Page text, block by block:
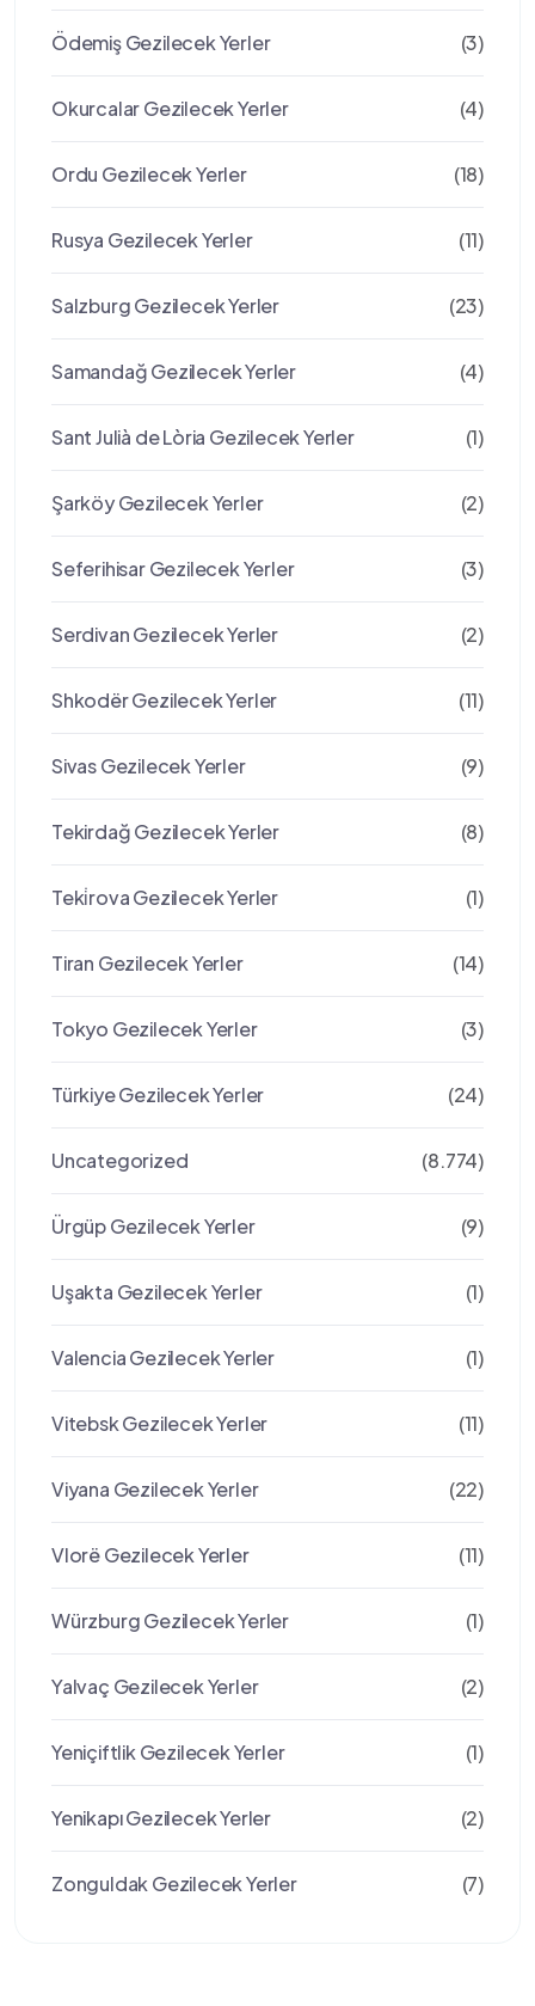
Ödemiş Gezilecek Yerler (3)
Okurcalar Gezilecek Yerler (4)
Ordu Gezilecek Yerler (18)
Rusya Gezilecek Yerler (11)
Salzburg Gezilecek Yerler (23)
Samandağ Gezilecek Yerler (4)
Sant Julià de Lòria Gezilecek Yerler (1)
Şarköy Gezilecek Yerler (2)
Seferihisar Gezilecek Yerler (3)
Serdivan Gezilecek Yerler (2)
Shkodër Gezilecek Yerler (11)
Sivas Gezilecek Yerler (9)
Tekirdağ Gezilecek Yerler (8)
Teki̇rova Gezilecek Yerler (1)
Tiran Gezilecek Yerler (14)
Tokyo Gezilecek Yerler (3)
Türkiye Gezilecek Yerler (24)
Uncategorized (8.774)
Ürgüp Gezilecek Yerler (9)
Uşakta Gezilecek Yerler (1)
Valencia Gezilecek Yerler (1)
Vitebsk Gezilecek Yerler (11)
Viyana Gezilecek Yerler (22)
Vlorë Gezilecek Yerler (11)
Würzburg Gezilecek Yerler (1)
Yalvaç Gezilecek Yerler (2)
Yeniçiftlik Gezilecek Yerler (1)
Yenikapı Gezilecek Yerler (2)
Zonguldak Gezilecek Yerler (7)